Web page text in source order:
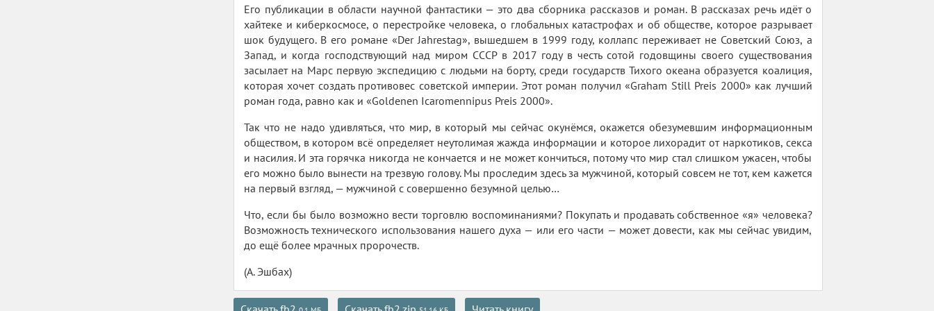
Его публикации в области научной фантастики — это два сборника рассказов и роман. В рассказах речь идёт о
хайтеке и киберкосмосе, о перестройке человека, о глобальных катастрофах и об обществе, которое разрывает
шок будущего. В его романе «Der Jahrestag», вышедшем в 1999 году, коллапс переживает не Советский Союз, а
Запад, и когда господствующий над миром СССР в 2017 году в честь сотой годовщины своего существования
засылает на Марс первую экспедицию с людьми на борту, среди государств Тихого океана образуется коалиция,
которая хочет создать противовес советской империи. Этот роман получил «Graham Still Preis 2000» как лучший
роман года, равно как и «Goldenen Icaromennipus Preis 2000».
Так что не надо удивляться, что мир, в который мы сейчас окунёмся, окажется обезумевшим информационным
обществом, в котором всё определяет неутолимая жажда информации и которое лихорадит от наркотиков, секса
и насилия. И эта горячка никогда не кончается и не может кончиться, потому что мир стал слишком ужасен, чтобы
его можно было вынести на трезвую голову. Мы проследим здесь за мужчиной, который совсем не тот, кем кажется
на первый взгляд, — мужчиной с совершенно безумной целью…
Что, если бы было возможно вести торговлю воспоминаниями? Покупать и продавать собственное «я» человека?
Возможность технического использования нашего духа — или его части — может довести, как мы сейчас увидим,
до ещё более мрачных пророчеств.
(А. Эшбах)